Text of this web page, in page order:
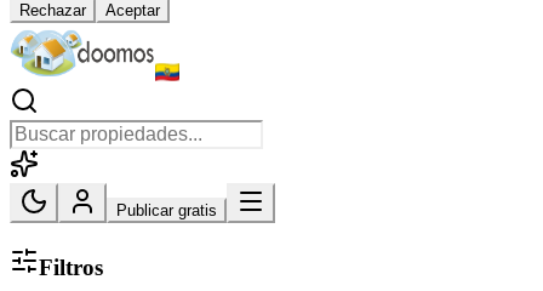
Rechazar Aceptar
Publicar gratis
Filtros